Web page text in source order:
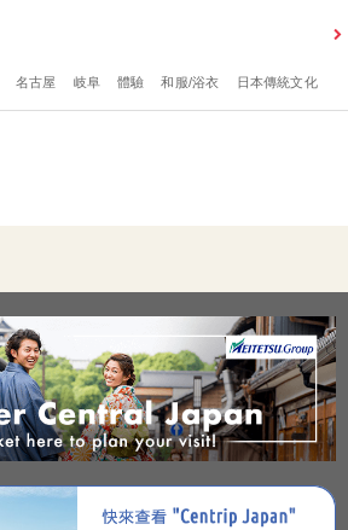
名古屋 岐阜 體驗 和服/浴衣 日本傳統文化